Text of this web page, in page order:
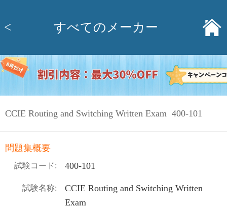
< すべてのメーカー
CCIE Routing and Switching Written Exam 400-101
問題集概要
試験コード: 400-101
試験名称:
CCIE Routing and Switching Written
Exam